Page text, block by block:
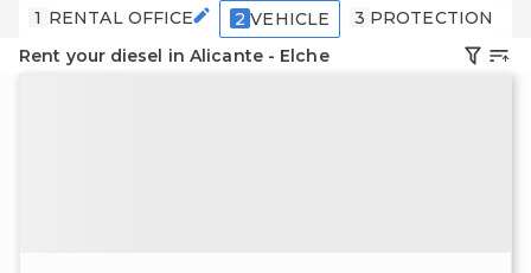
1 RENTAL OFFICE 2 VEHICLE 3 PROTECTION
Rent your diesel in Alicante - Elche